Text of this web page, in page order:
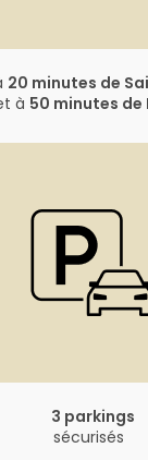
20 minutes de
à 50 minutes de
3 parkings
sécurisés